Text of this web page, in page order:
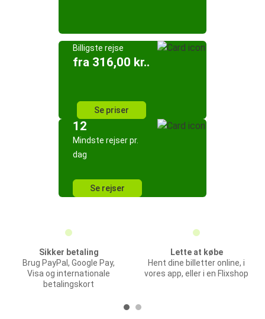
Billigste rejse
fra 316,00 kr..
Se priser
12
Mindste rejser pr.
dag
Se rejser
Sikker betaling
Brug PayPal, Google Pay,
Visa og internationale
betalingskort
Lette at købe
Hent dine billetter online, i
vores app, eller i en Flixshop